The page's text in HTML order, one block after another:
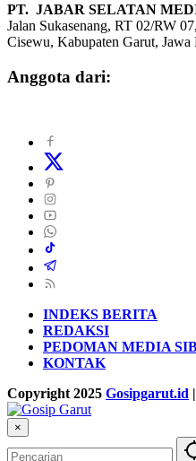
PT. JABAR SELATAN
Jalan Sukasenang, RT 02/RW
Cisewu, Kabupaten Garut,
Anggota dari:
INDEKS BERITA
REDAKSI
PEDOMAN MEDIA
KONTAK
Copyright 2025 Gosipgarut.id
×